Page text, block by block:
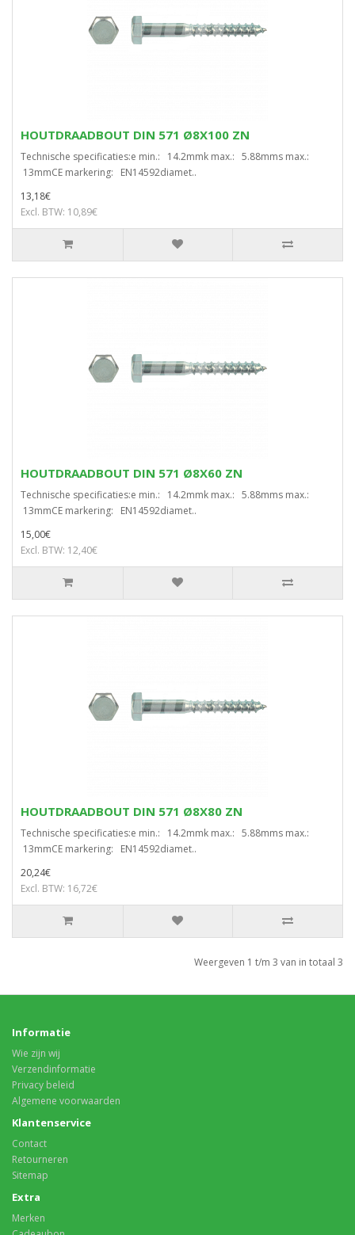
HOUTDRAADBOUT DIN 571 Ø8X100 ZN
Technische specificaties:e min.: 14.2mmk max.: 5.88mms max.:
13mmCE markering: EN14592diamet..
13,18€
Excl. BTW: 10,89€
HOUTDRAADBOUT DIN 571 Ø8X60 ZN
Technische specificaties:e min.: 14.2mmk max.: 5.88mms max.:
13mmCE markering: EN14592diamet..
15,00€
Excl. BTW: 12,40€
HOUTDRAADBOUT DIN 571 Ø8X80 ZN
Technische specificaties:e min.: 14.2mmk max.: 5.88mms max.:
13mmCE markering: EN14592diamet..
20,24€
Excl. BTW: 16,72€
Weergeven 1 t/m 3 van in totaal 3
Informatie
Wie zijn wij
Verzendinformatie
Privacy beleid
Algemene voorwaarden
Klantenservice
Contact
Retourneren
Sitemap
Extra
Merken